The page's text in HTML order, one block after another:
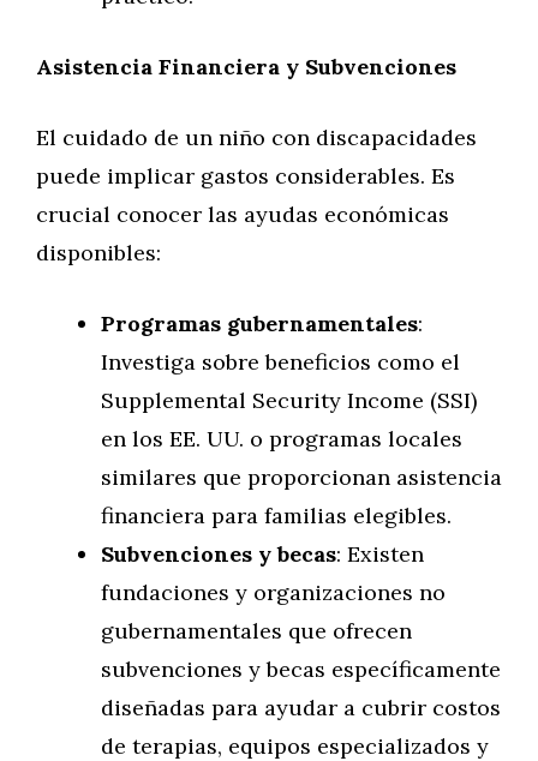
Asistencia Financiera y Subvenciones
El cuidado de un niño con discapacidades
puede implicar gastos considerables. Es
crucial conocer las ayudas económicas
disponibles:
Programas gubernamentales:
Investiga sobre beneficios como el
Supplemental Security Income (SSI)
en los EE. UU. o programas locales
similares que proporcionan asistencia
financiera para familias elegibles.
Subvenciones y becas: Existen
fundaciones y organizaciones no
gubernamentales que ofrecen
subvenciones y becas específicamente
diseñadas para ayudar a cubrir costos
de terapias, equipos especializados y